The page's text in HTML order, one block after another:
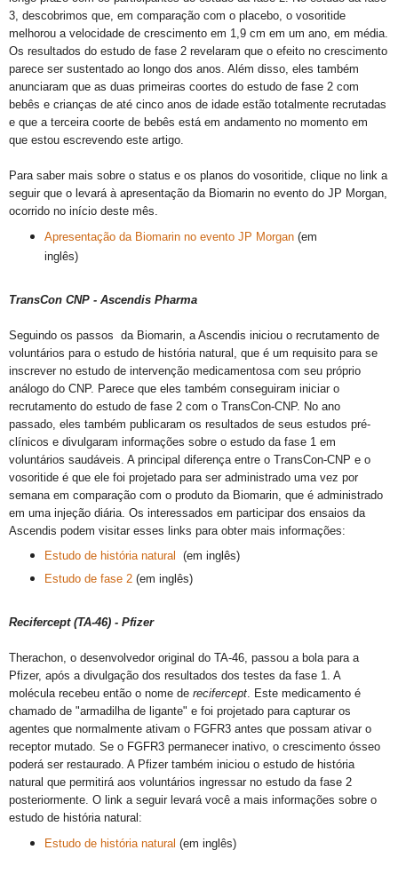
3, descobrimos que, em comparação com o placebo, o vosoritide
melhorou a velocidade de crescimento em 1,9 cm em um ano, em média.
Os resultados do estudo de fase 2 revelaram que o efeito no crescimento
parece ser sustentado ao longo dos anos. Além disso, eles também
anunciaram que as duas primeiras coortes do estudo de fase 2 com
bebês e crianças de até cinco anos de idade estão totalmente recrutadas
e que a terceira coorte de bebês está em andamento no momento em
que estou escrevendo este artigo.
Para saber mais sobre o status e os planos do vosoritide, clique no link a
seguir que o levará à apresentação da Biomarin no evento do JP Morgan,
ocorrido no início deste mês.
Apresentação da Biomarin no evento JP Morgan (em
inglês)
TransCon CNP - Ascendis Pharma
Seguindo os passos da Biomarin, a Ascendis iniciou o recrutamento de
voluntários para o estudo de história natural, que é um requisito para se
inscrever no estudo de intervenção medicamentosa com seu próprio
análogo do CNP. Parece que eles também conseguiram iniciar o
recrutamento do estudo de fase 2 com o TransCon-CNP. No ano
passado, eles também publicaram os resultados de seus estudos pré-
clínicos e divulgaram informações sobre o estudo da fase 1 em
voluntários saudáveis. A principal diferença entre o TransCon-CNP e o
vosoritide é que ele foi projetado para ser administrado uma vez por
semana em comparação com o produto da Biomarin, que é administrado
em uma injeção diária. Os interessados ​​em participar dos ensaios da
Ascendis podem visitar esses links para obter mais informações:
Estudo de história natural (em inglês)
Estudo de fase 2 (em inglês)
Recifercept (TA-46) - Pfizer
Therachon, o desenvolvedor original do TA-46, passou a bola para a
Pfizer, após a divulgação dos resultados dos testes da fase 1. A
molécula recebeu então o nome de recifercept. Este medicamento é
chamado de "armadilha de ligante" e foi projetado para capturar os
agentes que normalmente ativam o FGFR3 antes que possam ativar o
receptor mutado. Se o FGFR3 permanecer inativo, o crescimento ósseo
poderá ser restaurado. A Pfizer também iniciou o estudo de história
natural que permitirá aos voluntários ingressar no estudo da fase 2
posteriormente. O link a seguir levará você a mais informações sobre o
estudo de história natural:
Estudo de história natural (em inglês)